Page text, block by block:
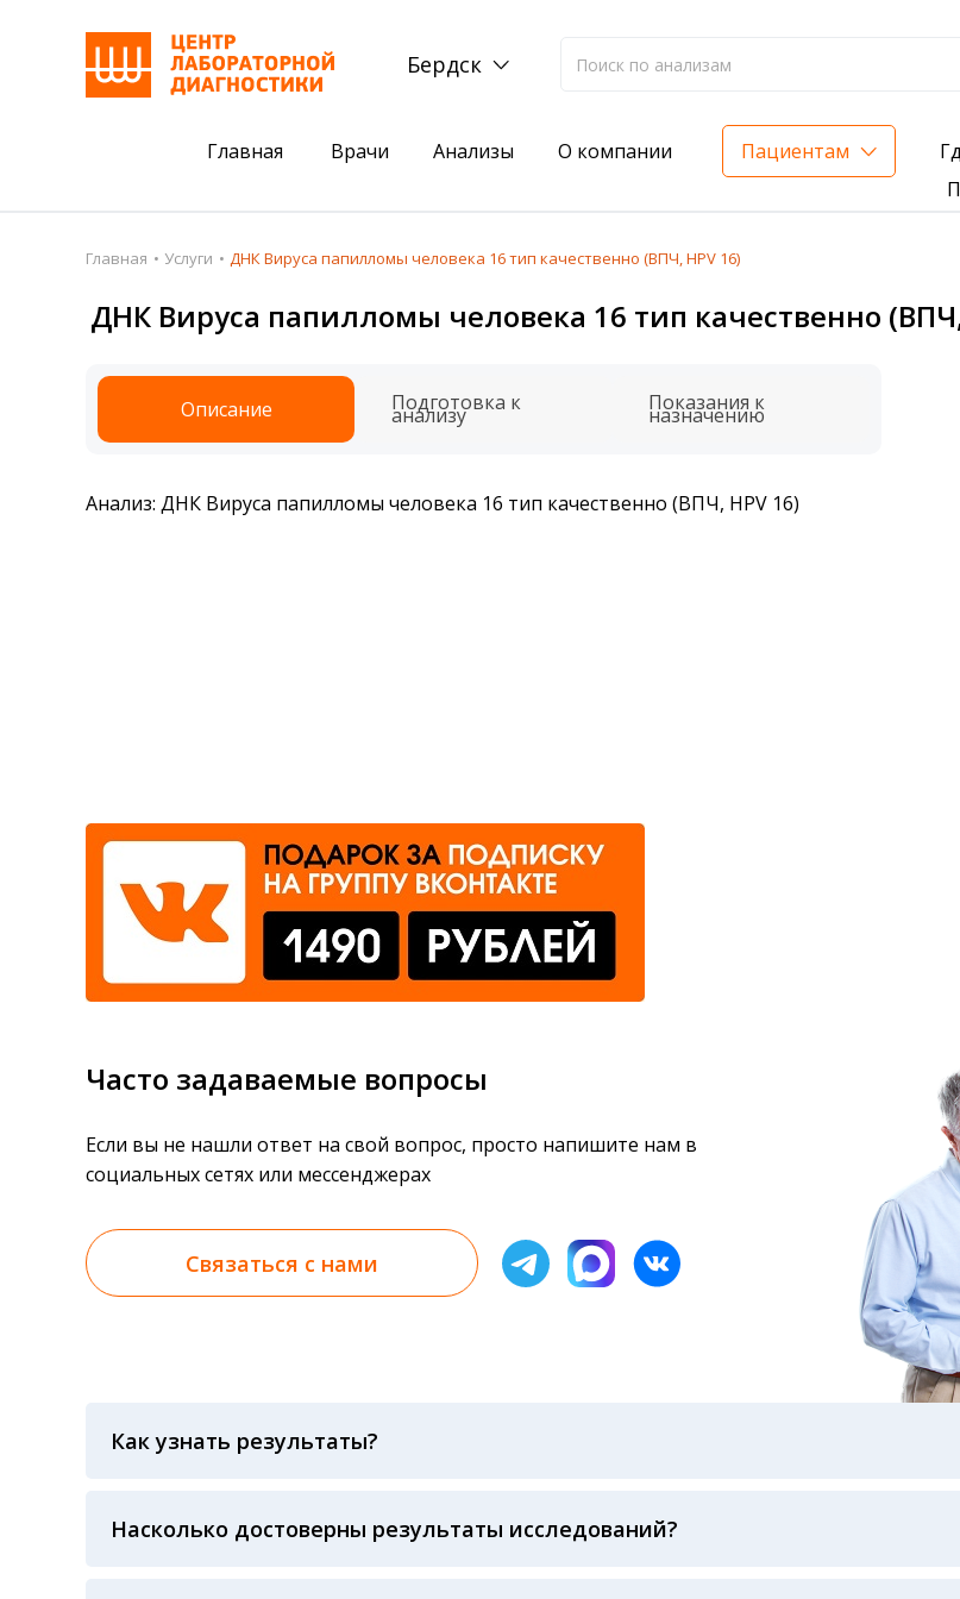
Бердск
Главная Врачи Анализы О компании Пациентам
Пациентам
Акции
Подготовка к анализам
Получить результаты
Налоговый вычет
Акции
Комплексный анализ на жирорастворимые витамины — всего
Сдать клеща на анализ для проверки на наличие инфекций
Главная Услуги ДНК Вируса папилломы человека 16 тип качественно (ВПЧ, HPV 16)
ДНК Вируса папилломы человека 16 тип качественно
Описание Подготовка к
анализу Показания к
назначению
Анализ: ДНК Вируса папилломы человека 16 тип качественно (ВПЧ, HPV 16)
Часто задаваемые вопросы
Если вы не нашли ответ на свой вопрос, просто напишите нам в
социальных сетях или мессенджерах
Связаться с нами
Как узнать результаты?
анализов при предъявлении паспорта или чека об оплате
Насколько достоверны результаты исследований?
Гарантия качества лабораторных тестов обеспечивается соблюдением